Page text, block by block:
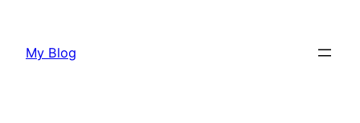
content
My Blog